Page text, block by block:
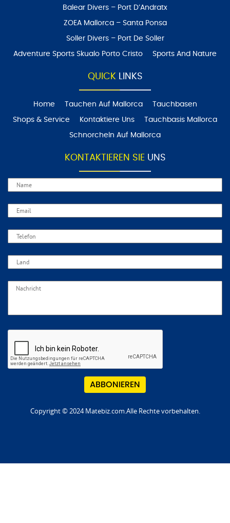
Balear Divers – Port D’Andratx
ZOEA Mallorca – Santa Ponsa
Soller Divers – Port De Soller
Adventure Sports Skualo Porto Cristo Sports And Nature
QUICK LINKS
Home Tauchen Auf Mallorca Tauchbasen
Shops & Service Kontaktiere Uns Tauchbasis Mallorca
Schnorcheln Auf Mallorca
KONTAKTIEREN SIEUNS
Copyright © 2024 Matebiz.com.Alle Rechte vorbehalten.